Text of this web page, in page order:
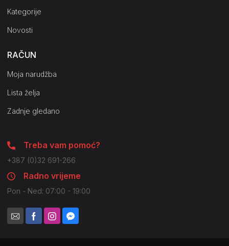
Kategorije
Novosti
RAČUN
Moja narudžba
Lista želja
Zadnje gledano
Treba vam pomoć?
+387 (0)32 691-266
Radno vrijeme
Pon - Ned: 07:00 - 19:00